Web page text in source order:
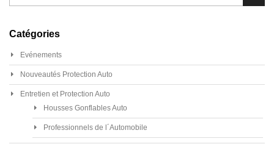
Catégories
Evénements
Nouveautés Protection Auto
Entretien et Protection Auto
Housses Gonflables Auto
Professionnels de l´Automobile